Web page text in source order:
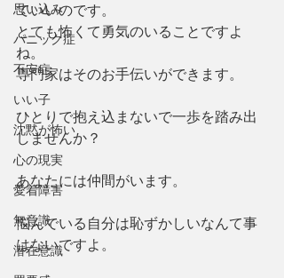
思い込み
パニック症
不安症
いい子
沈黙が怖い
心の現実
愛着障害
無意識
潜在意識
ていいのです。
とても怖くて勇気のいることですよ
ね。
専門家はそのお手伝いができます。
ひとりで抱え込まないで一歩を踏み出
しませんか？
あなたには仲間がいます。
悩んでいる自分は恥ずかしいなんて事
はないですよ。